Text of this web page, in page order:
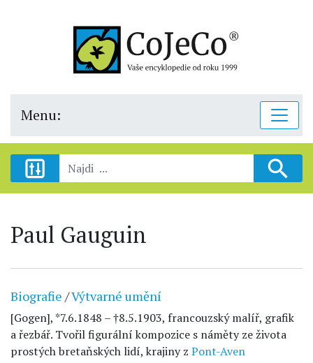
Menu:
Paul Gauguin
Biografie /Výtvarné umění
[Gogen], *7.6.1848 – †8.5.1903, francouzský malíř, grafik
a řezbář. Tvořil figurální kompozice s náměty ze života
prostých bretaňských lidí, krajiny z Pont-Aven